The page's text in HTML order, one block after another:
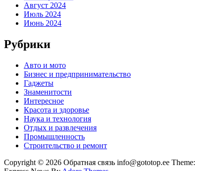
Август 2024
Июль 2024
Июнь 2024
Рубрики
Авто и мото
Бизнес и предпринимательство
Гаджеты
Знаменитости
Интересное
Красота и здоровье
Наука и технология
Отдых и развлечения
Промышленность
Строительство и ремонт
Copyright © 2026 Обратная связь info@gototop.ee Theme: